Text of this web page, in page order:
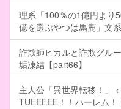
理系「100％の1億円より
億を選ぶやつは馬鹿」文
詐欺師ヒカルと詐欺グル
垢凍結【part66】
主人公「異世界転移！
TUEEEEE！！ハーレム